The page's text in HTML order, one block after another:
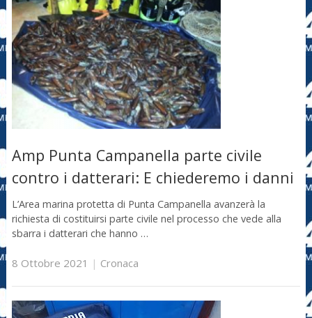
Amp Punta Campanella parte civile
contro i datterari: E chiederemo i danni
L’Area marina protetta di Punta Campanella avanzerà la​
richiesta di costituirsi parte civile nel processo che vede alla
sbarra i datterari che hanno …
8 Ottobre 2021 | Cronaca